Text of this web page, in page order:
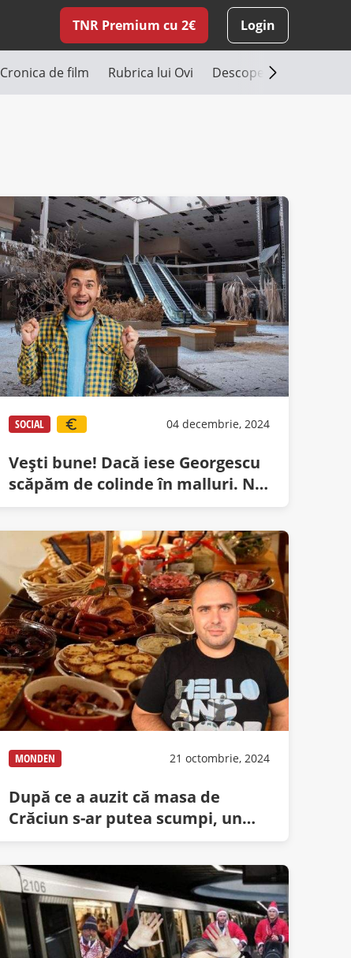
TNR Premium cu 2€ Login
Cronica de film Rubrica lui Ovi Descoperă România
SOCIAL 04 decembrie, 2024
Vești bune! Dacă iese Georgescu
scăpăm de colinde în malluri. Nu
vor mai exista malluri
MONDEN 21 octombrie, 2024
După ce a auzit că masa de
Crăciun s-ar putea scumpi, un
român a mâncat-o de azi